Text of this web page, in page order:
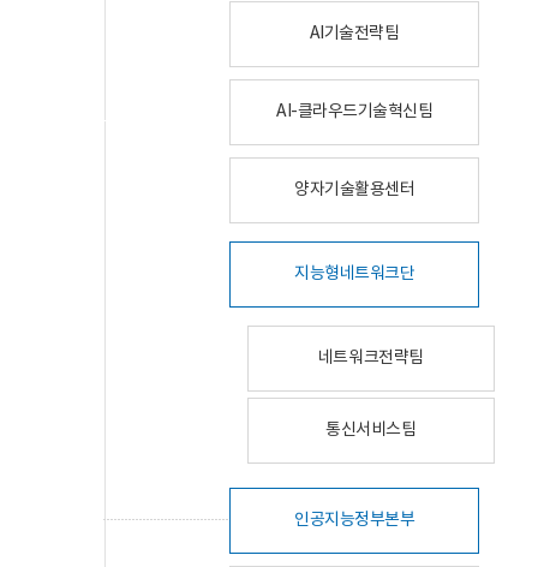
AI기술전략팀
AI-클라우드기술혁신팀
양자기술활용센터
지능형네트워크단
네트워크전략팀
통신서비스팀
인공지능정부본부